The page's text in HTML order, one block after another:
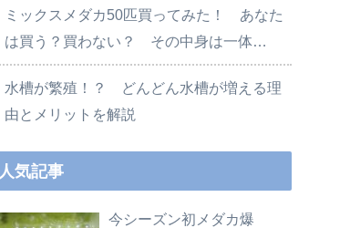
ミックスメダカ50匹買ってみた！ あなた
は買う？買わない？ その中身は一体…
水槽が繁殖！？ どんどん水槽が増える理
由とメリットを解説
人気記事
今シーズン初メダカ爆